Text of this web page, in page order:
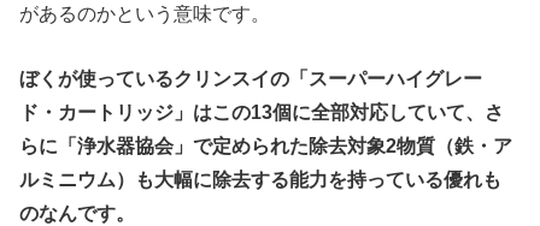
があるのかという意味です。
ぼくが使っているクリンスイの「スーパーハイグレー
ド・カートリッジ」はこの13個に全部対応していて、さ
らに「浄水器協会」で定められた除去対象2物質（鉄・ア
ルミニウム）も大幅に除去する能力を持っている優れも
のなんです。